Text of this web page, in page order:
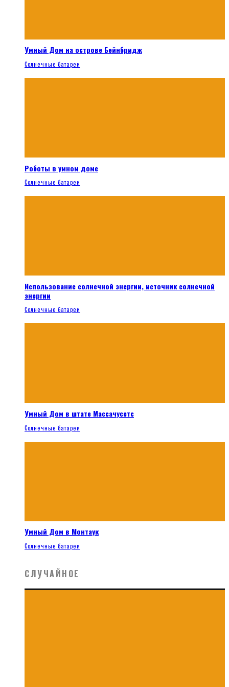
Умный Дом на острове Бейнбридж
Солнечные батареи
Роботы в умном доме
Солнечные батареи
Использование солнечной энергии, источник солнечной
энергии
Солнечные батареи
Умный Дом в штате Массачусетс
Солнечные батареи
Умный Дом в Монтаук
Солнечные батареи
СЛУЧАЙНОЕ